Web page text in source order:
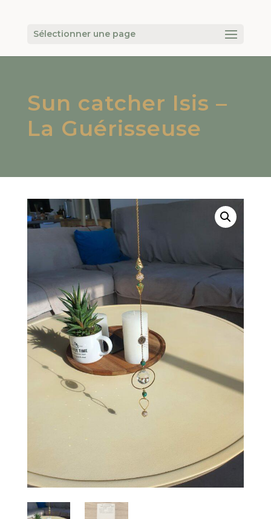
Sélectionner une page
Sun catcher Isis –
La Guérisseuse